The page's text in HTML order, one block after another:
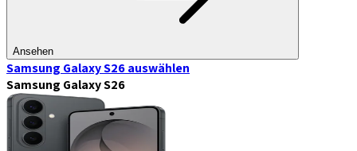
Ansehen
Samsung Galaxy S26auswählen
Samsung Galaxy S26